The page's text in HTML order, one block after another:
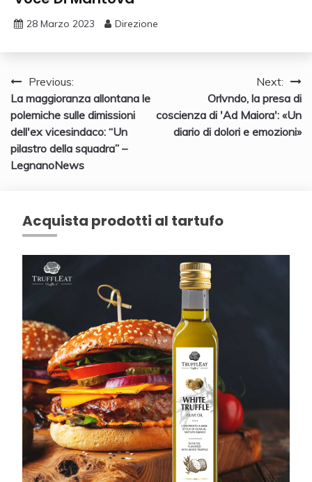
28 Marzo 2023 Direzione
Navigazione
articoli
Previous:
La maggioranza allontana le
polemiche sulle dimissioni
dell'ex vicesindaco: “Un
pilastro della squadra” –
LegnanoNews
Next:
Orlvndo, la presa di
coscienza di 'Ad Maiora': «Un
diario di dolori e emozioni»
Acquista prodotti al tartufo